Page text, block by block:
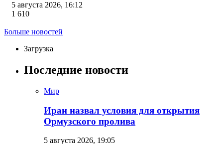
5 августа 2026, 16:12
1 610
Больше новостей
Загрузка
Последние новости
Мир
Иран назвал условия для открытия
Ормузского пролива
5 августа 2026, 19:05